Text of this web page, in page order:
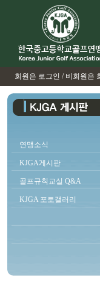
회원은 로그인 / 비회원은
연맹소식
KJGA게시판
골프규칙교실 Q&A
KJGA 포토갤러리